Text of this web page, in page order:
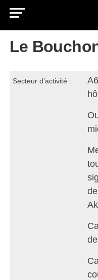
Le
Secteur d’activité :